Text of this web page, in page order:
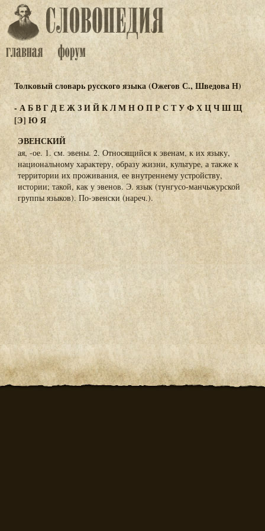
Толковый словарь русского языка (Ожегов С., Шведова Н)
-АБВГДЕЖЗИЙКЛМНОПР СТУФХЦЧШЩ
[Э] ЮЯ
ЭВЕНСКИЙ
ая, -ое. 1. см. эвены. 2. Относящийся к эвенам, к их языку,
национальному характеру, образу жизни, культуре, а также к
территории их проживания, ее внутреннему устройству,
истории; такой, как у эвенов. Э. язык (тунгусо-манчьжурской
группы языков). По-эвенски (нареч.).